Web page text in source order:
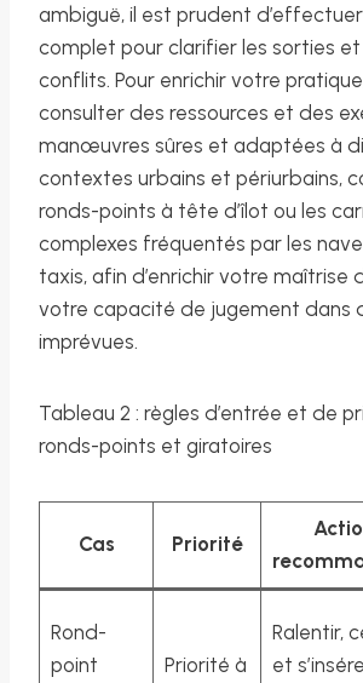
ambiguë, il est prudent
complet pour clarifier les sorties
conflits. Pour enrichir votre
consulter des ressources et des
manœuvres sûres et adaptées à
contextes urbains et périurbains,
ronds-points à tête d’îlot ou les
complexes fréquentés par les
taxis, afin d’enrichir votre maîtrise
votre capacité de jugement dans
imprévues.
Tableau 2 : règles d’entrée et de
ronds-points et giratoires
Cas Priorité
Rond-
point
Priorité à
Ralentir,
et